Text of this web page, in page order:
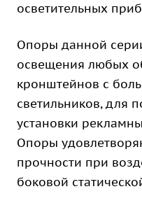
осветительных
Опоры данной
освещения любых
кронштейнов с
светильников, для
установки
Опоры
прочности при
боковой